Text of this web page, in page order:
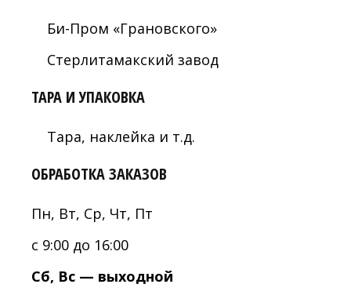
Би-Пром «Грановского»
Стерлитамакский завод
ТАРА И УПАКОВКА
Тара, наклейка и т.д.
ОБРАБОТКА ЗАКАЗОВ
Пн, Вт, Ср, Чт, Пт
с 9:00 до 16:00
Сб, Вс — выходной